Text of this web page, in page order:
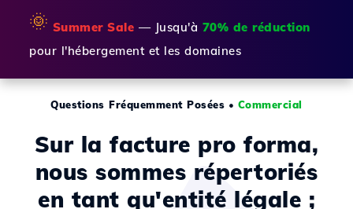
🌞 Summer Sale — Jusqu'à 70% de réduction
pour l'hébergement et les domaines
Questions Fréquemment Posées • Commercial
Sur la facture pro forma,
nous sommes répertoriés
en tant qu'entité légale ;